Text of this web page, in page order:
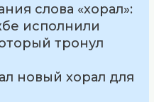
слова «хорал»:
исполнили
тронул
новый хорал для